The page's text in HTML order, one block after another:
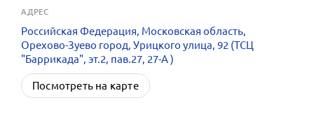
АДРЕС
Российская Федерация, Московская область,
Орехово-Зуево город, Урицкого улица, 92 (ТСЦ
"Баррикада", эт.2, пав.27, 27-А )
Посмотреть на карте